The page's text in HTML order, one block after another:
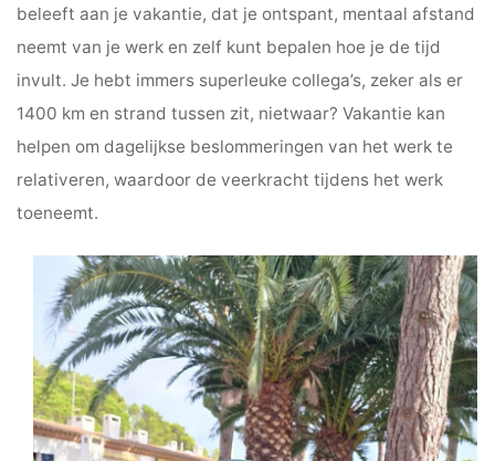
beleeft aan je vakantie, dat je ontspant, mentaal afstand
neemt van je werk en zelf kunt bepalen hoe je de tijd
invult. Je hebt immers superleuke collega’s, zeker als er
1400 km en strand tussen zit, nietwaar? Vakantie kan
helpen om dagelijkse beslommeringen van het werk te
relativeren, waardoor de veerkracht tijdens het werk
toeneemt.